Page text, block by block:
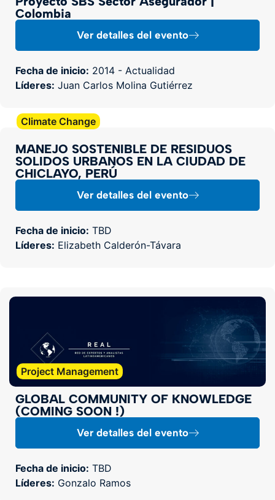
Colombia
Ver detalles del evento
Fecha de inicio: 2014 - Actualidad
Líderes: Juan Carlos Molina Gutiérrez
Climate Change
MANEJO SOSTENIBLE DE RESIDUOS
SOLIDOS URBANOS EN LA CIUDAD DE
CHICLAYO, PERÚ
Ver detalles del evento
Fecha de inicio: TBD
Líderes: Elizabeth Calderón-Távara
Project Management
GLOBAL COMMUNITY OF KNOWLEDGE
(COMING SOON !)
Ver detalles del evento
Fecha de inicio: TBD
Líderes: Gonzalo Ramos